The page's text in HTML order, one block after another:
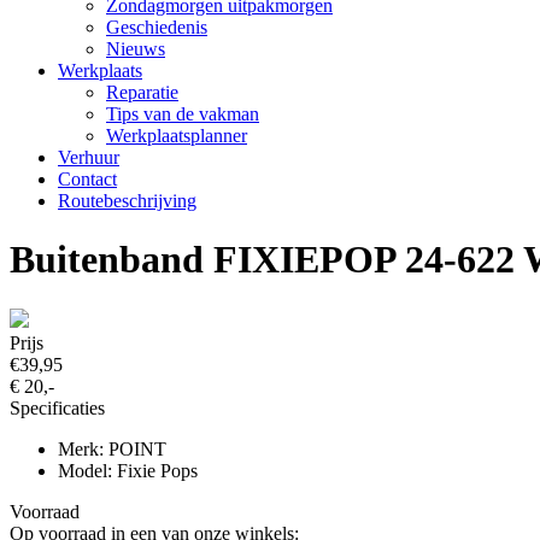
Zondagmorgen uitpakmorgen
Geschiedenis
Nieuws
Werkplaats
Reparatie
Tips van de vakman
Werkplaatsplanner
Verhuur
Contact
Routebeschrijving
Buitenband FIXIEPOP 24-622
Prijs
€39,95
€ 20,-
Specificaties
Merk: POINT
Model: Fixie Pops
Voorraad
Op voorraad in een van onze winkels: